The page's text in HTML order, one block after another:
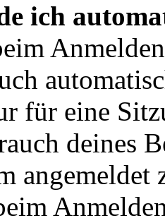
ich
für eine
deines
angemeldet